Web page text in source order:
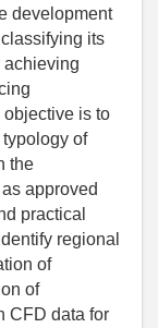
development
its
achieving
is to
of
the
approved
practical
regional
of
of
CFD data for